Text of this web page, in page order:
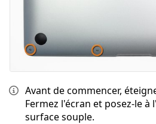
Avant de commencer,
Fermez l'écran et posez-le à
surface souple.